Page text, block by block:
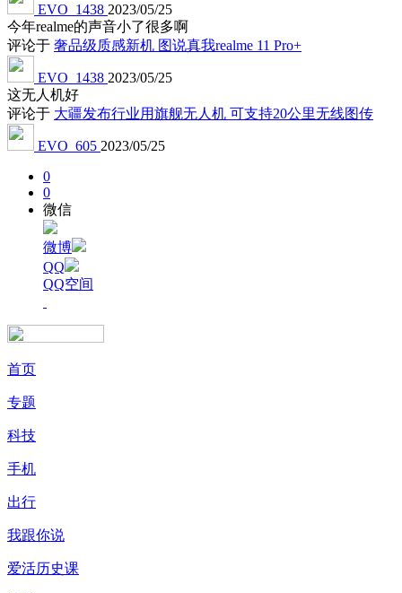
EVO_1438 2023/05/25
今年realme的声音小了很多啊
评论于 奢品级质感新机 图说真我realme 11 Pro+
EVO_1438 2023/05/25
这无人机好
评论于 大疆发布行业用旗舰无人机 可支持20公里无线图传
EVO_605 2023/05/25
0
0
微信
微博
QQ
QQ空间
首页
专题
科技
手机
出行
我跟你说
爱活历史课